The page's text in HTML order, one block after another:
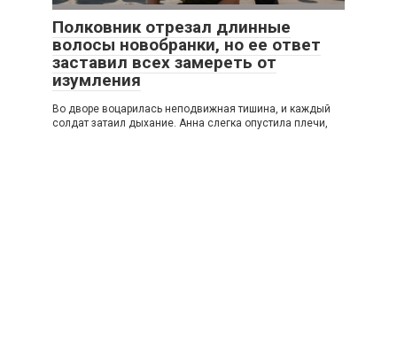
Полковник отрезал длинные
волосы новобранки, но ее ответ
заставил всех замереть от
изумления
Во дворе воцарилась неподвижная тишина, и каждый
солдат затаил дыхание. Анна слегка опустила плечи,